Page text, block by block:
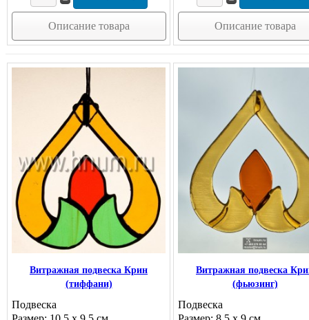
Описание товара Описание товара
Витражная подвеска Крин
(тиффани)
Подвеска
Витражная подвеска
(фьюзинг)
Подвеска